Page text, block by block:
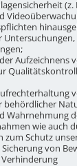
(z.
Untersuchungen,
Aufzeichnens
behördlicher
Wahrnehmung
wie auch
zum Schutz
von